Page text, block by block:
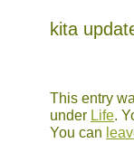
kita
This entry
under Life.
You can